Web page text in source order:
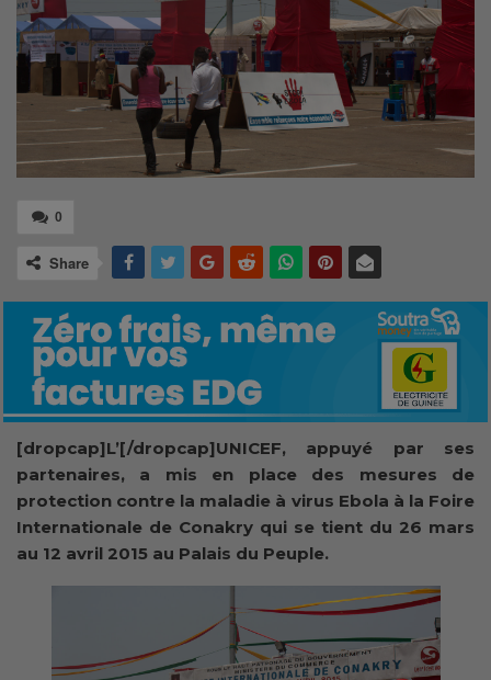
0
Share
[dropcap]L’[/dropcap]UNICEF, appuyé par ses
partenaires, a mis en place des mesures de
protection contre la maladie à virus Ebola à la Foire
Internationale de Conakry qui se tient du 26 mars
au 12 avril 2015 au Palais du Peuple.